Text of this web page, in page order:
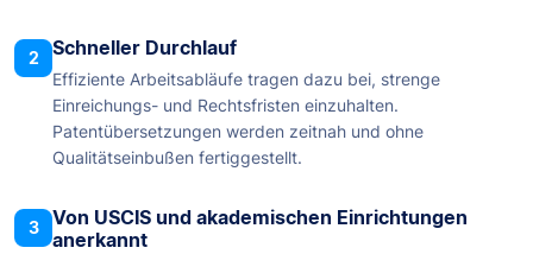
2 Schneller Durchlauf
Effiziente Arbeitsabläufe tragen dazu bei, strenge
Einreichungs- und Rechtsfristen einzuhalten.
Patentübersetzungen werden zeitnah und ohne
Qualitätseinbußen fertiggestellt.
3
Von USCIS und akademischen Einrichtungen
anerkannt